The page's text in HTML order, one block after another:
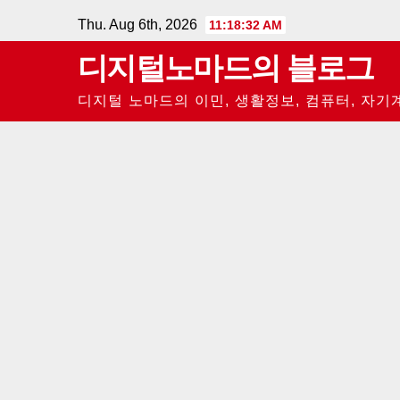
to
Thu. Aug 6th, 2026 11:18:33 AM
디지털노마드의 블로그
디지털 노마드의 이민, 생활정보, 컴퓨터, 자기